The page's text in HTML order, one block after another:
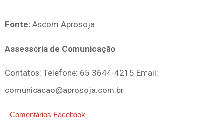
Fonte: Ascom Aprosoja
Assessoria de Comunicação
Contatos: Telefone: 65 3644-4215 Email:
comunicacao@aprosoja.com.br
Comentários Facebook